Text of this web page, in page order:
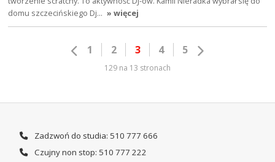
domu szczecińskiego Dj… » więcej
1 2 3 4 5
129 na 13 stronach
Zadzwoń do studia: 510 777 666
Czujny non stop: 510 777 222